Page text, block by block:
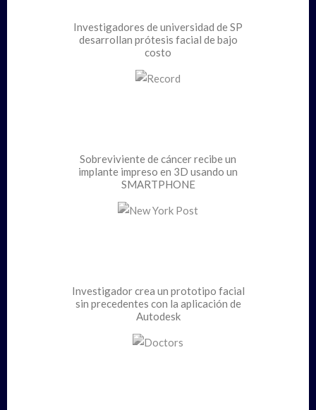
Investigadores de universidad de SP
desarrollan prótesis facial de bajo
costo
Sobreviviente de cáncer recibe un
implante impreso en 3D usando un
SMARTPHONE
Investigador crea un prototipo facial
sin precedentes con la aplicación de
Autodesk